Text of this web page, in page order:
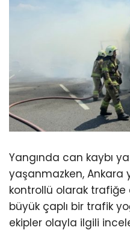
Yangında can kaybı
yaşanmazken, Ankara
kontrollü olarak trafiğe
büyük çaplı bir trafik
ekipler olayla ilgili